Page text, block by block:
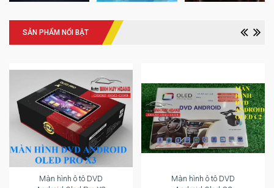
SẢN PHẨM NỔI BẬT
Màn hình ô tô DVD
Màn hình ô tô DVD